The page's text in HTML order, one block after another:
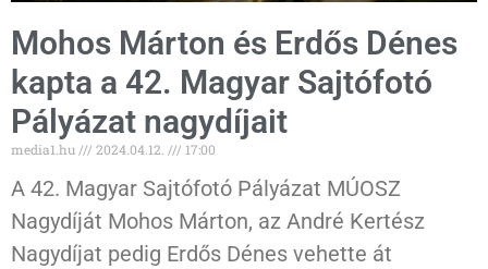
Mohos Márton és Erdős Dénes
kapta a 42. Magyar Sajtófotó
Pályázat nagydíjait
media1.hu 2024.04.12. 17:00
A 42. Magyar Sajtófotó Pályázat MÚOSZ
Nagydíját Mohos Márton, az André Kertész
Nagydíjat pedig Erdős Dénes vehette át